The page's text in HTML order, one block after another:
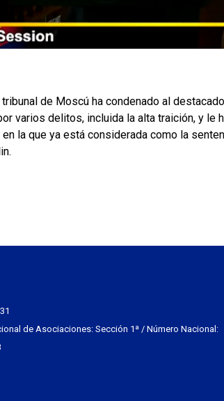
tribunal de Moscú ha condenado al
varios delitos, incluida la alta traición, y le
la que ya está considerada como la
de Asociaciones: Sección 1ª / Número Nacional: